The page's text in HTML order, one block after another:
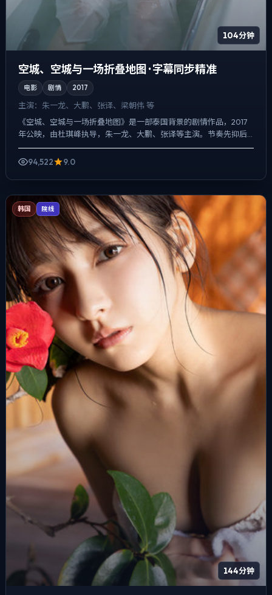
104分钟
空城、空城与一场折叠地图 · 字幕同步精准
电影 剧情 2017
主演： 朱一龙、大鹏、张译、梁朝伟 等
《空城、空城与一场折叠地图》是一部泰国背景的剧情作品，2017
年公映，由杜琪峰执导，朱一龙、大鹏、张译等主演。节奏先抑后
扬，前半段铺陈日常，后半段陡然收紧，悬疑外壳下，更想讨论...
94,522
9.0
韩国 院线
144分钟